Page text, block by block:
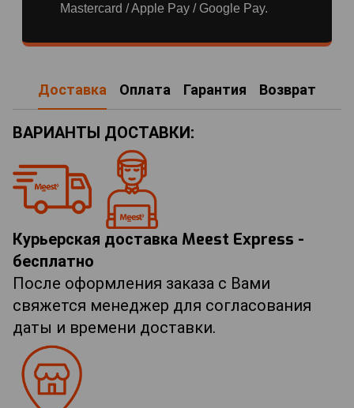
Mastercard / Apple Pay / Google Pay.
Доставка Оплата Гарантия Возврат
ВАРИАНТЫ ДОСТАВКИ:
Курьерская доставка Meest Express -
бесплатно
После оформления заказа с Вами
свяжется менеджер для согласования
даты и времени доставки.